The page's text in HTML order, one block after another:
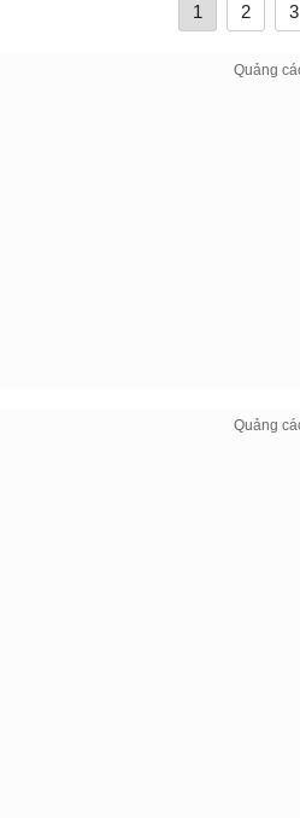
1 2 3